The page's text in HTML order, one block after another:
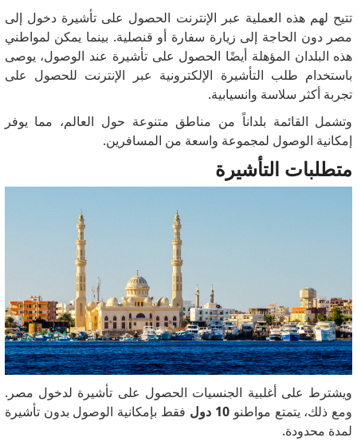
تتيح لهم هذه العملية عبر الإنترنت الحصول على تأشيرة دخول إلى
مصر دون الحاجة إلى زيارة سفارة أو قنصلية. بينما يمكن لمواطني
هذه البلدان المؤهلة أيضًا الحصول على تأشيرة عند الوصول، يوصى
باستخدام طلب التأشيرة الإلكترونية عبر الإنترنت للحصول على
تجربة أكثر سلاسة وانسيابية.
وتشمل القائمة بلداناً من مناطق متنوعة حول العالم، مما يوفر
إمكانية الوصول لمجموعة واسعة من المسافرين.
متطلبات التأشيرة
ويشترط على أغلبية الجنسيات الحصول على تأشيرة لدخول مصر.
ومع ذلك، يتمتع مواطنو10 دول
فقط بإمكانية الوصول بدون تأشيرة
لمدة محدودة.